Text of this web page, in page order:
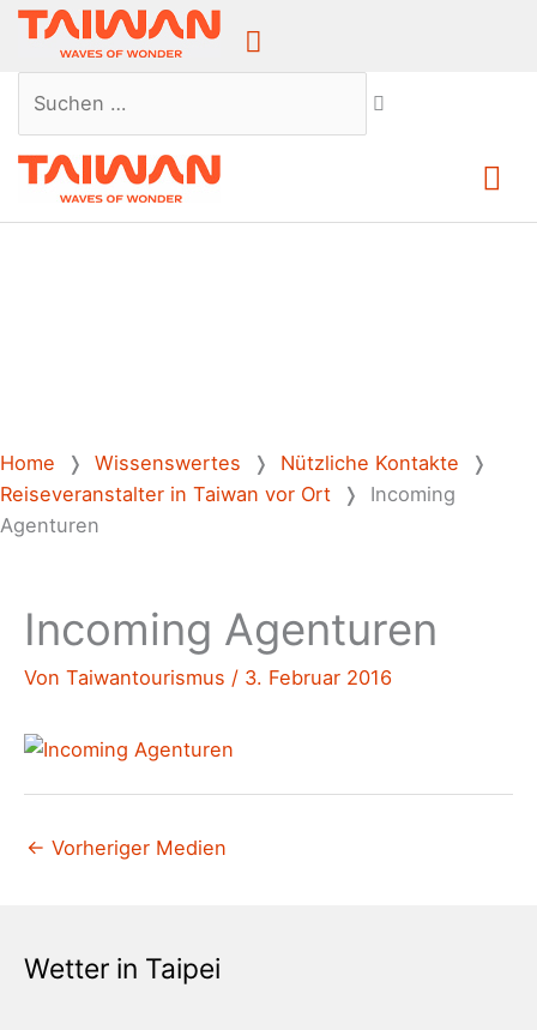
Above
Suchen …
Home ❭ Wissenswertes ❭ Nützliche Kontakte ❭
Reiseveranstalter in Taiwan vor Ort ❭ Incoming
Agenturen
Incoming Agenturen
Von Taiwantourismus / 3. Februar 2016
← Vorheriger Medien
Wetter in Taipei